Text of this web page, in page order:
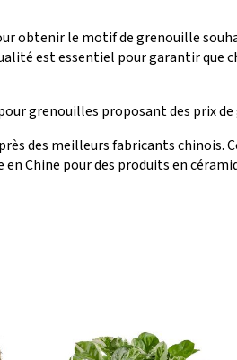
obtenir le motif de grenouille
est essentiel pour garantir que
grenouilles proposant des prix
des meilleurs fabricants chinois.
Chine pour des produits en